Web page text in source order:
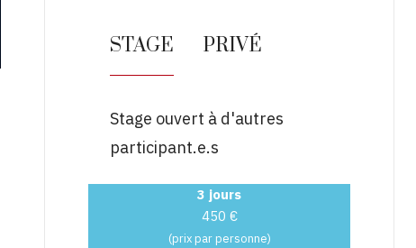
STAGE PRIVÉ
Stage ouvert à d'autres
participant.e.s
3 jours
450 €
(prix par personne)